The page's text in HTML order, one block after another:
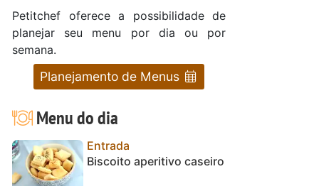
Petitchef oferece a possibilidade de
planejar seu menu por dia ou por
semana.
Planejamento de Menus
Menu do dia
Entrada
Biscoito aperitivo caseiro